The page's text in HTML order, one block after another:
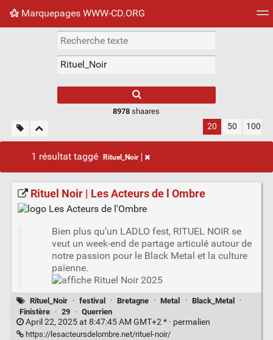
Marquepages WWW-CD.ORG
Nuage de tags Mur d'images
8978 shaares
20 50 100
1 résultat taggé Rituel_Noir
Rituel Noir | Les Acteurs de l Ombre
Bien plus qu’un LADLO fest, RITUEL NOIR se
veut un week-end de partage articulé autour de
notre passion pour le Black Metal et la culture
païenne.
Rituel_Noir · festival · Bretagne · Metal · Black_Metal
·
Finistère
· 29 · Querrien
April 22, 2025 at 8:47:45 AM GMT+2 * · permalien
https://lesacteursdelombre.net/rituel-noir/